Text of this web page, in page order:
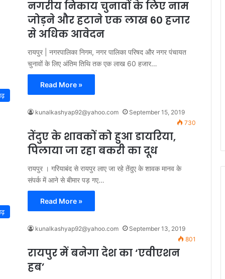
नगरीय निकाय चुनावों के लिए नाम
जोड़ने और हटाने एक लाख 60 हजार
से अधिक आवेदन
रायपुर | नगरपालिका निगम, नगर पालिका परिषद और नगर पंचायत
चुनावों के लिए अंतिम तिथि तक एक लाख 60 हजार…
Read More »
kunalkashyap92@yahoo.com
September 15, 2019
730
तेंदुए के शावकों को हुआ डायरिया,
पिलाया जा रहा बकरी का दूध
रायपुर । गरियाबंद से रायपुर लाए जा रहे तेंदुए के शावक मानव के
संपर्क में आने से बीमार पड़ गए…
Read More »
kunalkashyap92@yahoo.com
September 13, 2019
801
रायपुर में बनेगा देश का ‘एवीएशन
हब’